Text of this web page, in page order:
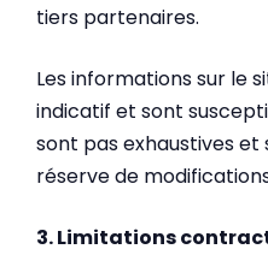
tiers partenaires.
Les informations sur le
indicatif et sont
sont pas exhaustives et
réserve de
3. Limitations